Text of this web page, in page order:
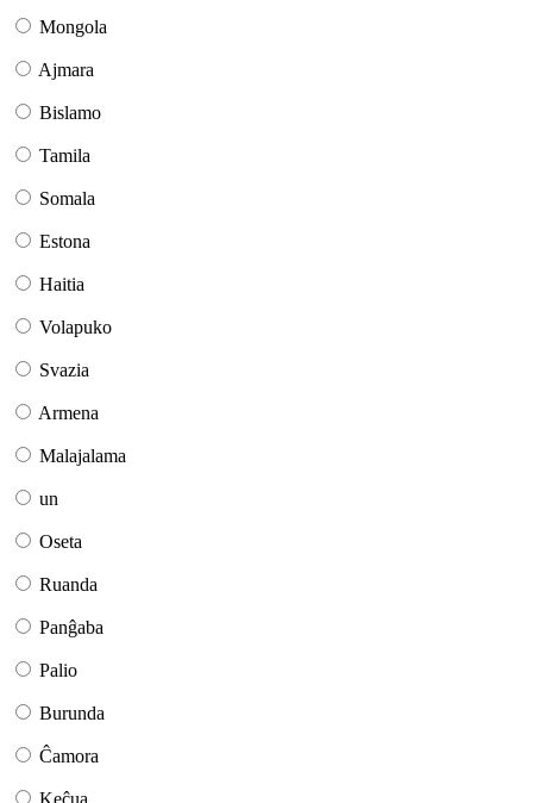
Mongola
Ajmara
Bislamo
Tamila
Somala
Estona
Haitia
Volapuko
Svazia
Armena
Malajalama
un
Oseta
Ruanda
Panĝaba
Palio
Burunda
Ĉamora